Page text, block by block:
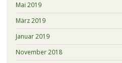
Mai 2019
März 2019
Januar 2019
November 2018